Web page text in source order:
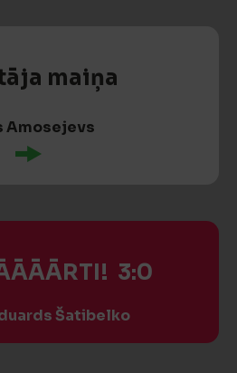
maiņa
Amosejevs
3:0
Šatibelko